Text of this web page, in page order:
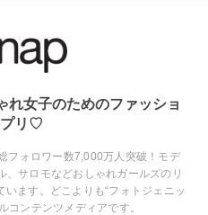
れ女子のためのファッショ
プリ♡
フォロワー数7,000万人突破！モデ
、サロモなどおしゃれガールズのリ
ます。どこよりも“フォトジェニッ
コンテンツメディアです。